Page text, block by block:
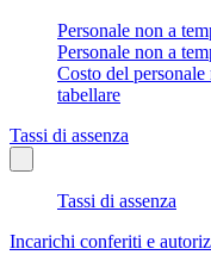
Personale non a
Personale non a
Costo del
tabellare
Tassi di assenza
Tassi di assenza
Incarichi conferiti e